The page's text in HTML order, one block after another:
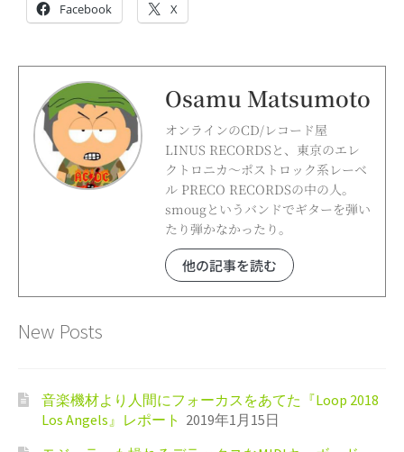
Facebook X
Osamu Matsumoto
オンラインのCD/レコード屋
LINUS RECORDSと、東京のエレ
クトロニカ～ポストロック系レーベ
ル PRECO RECORDSの中の人。
smougというバンドでギターを弾い
たり弾かなかったり。
他の記事を読む
New Posts
音楽機材より人間にフォーカスをあてた『Loop 2018
Los Angels』レポート 2019年1月15日